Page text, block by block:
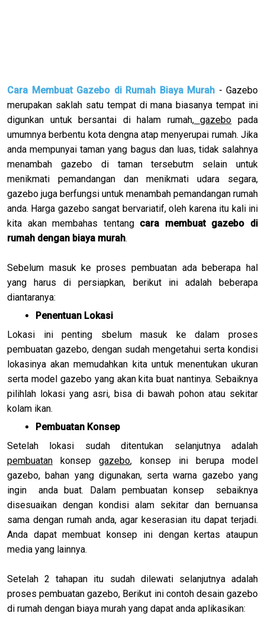
Cara Membuat Gazebo di Rumah Biaya Murah - Gazebo
merupakan saklah satu tempat di mana biasanya tempat ini
digunkan untuk bersantai di halam rumah,gazebo pada
umumnya berbentu kota dengna atap menyerupai rumah. Jika
anda mempunyai taman yang bagus dan luas, tidak salahnya
menambah gazebo di taman tersebutm selain untuk
menikmati pemandangan dan menikmati udara segara,
gazebo juga berfungsi untuk menambah pemandangan rumah
anda. Harga gazebo sangat bervariatif, oleh karena itu kali ini
kita akan membahas tentang cara membuat gazebo di
rumah dengan biaya murah.
Sebelum masuk ke proses pembuatan ada beberapa hal
yang harus di persiapkan, berikut ini adalah beberapa
diantaranya:
Penentuan Lokasi
Lokasi ini penting sbelum masuk ke dalam proses
pembuatan gazebo, dengan sudah mengetahui serta kondisi
lokasinya akan memudahkan kita untuk menentukan ukuran
serta model gazebo yang akan kita buat nantinya. Sebaiknya
pilihlah lokasi yang asri, bisa di bawah pohon atau sekitar
kolam ikan.
Pembuatan Konsep
Setelah lokasi sudah ditentukan selanjutnya adalah
pembuatan konsepgazebo, konsep ini berupa model
gazebo, bahan yang digunakan, serta warna gazebo yang
ingin anda buat. Dalam pembuatan konsep sebaiknya
disesuaikan dengan kondisi alam sekitar dan bernuansa
sama dengan rumah anda, agar keserasian itu dapat terjadi.
Anda dapat membuat konsep ini dengan kertas ataupun
media yang lainnya.
Setelah 2 tahapan itu sudah dilewati selanjutnya adalah
proses pembuatan gazebo, Berikut ini contoh desain gazebo
di rumah dengan biaya murah yang dapat anda aplikasikan: